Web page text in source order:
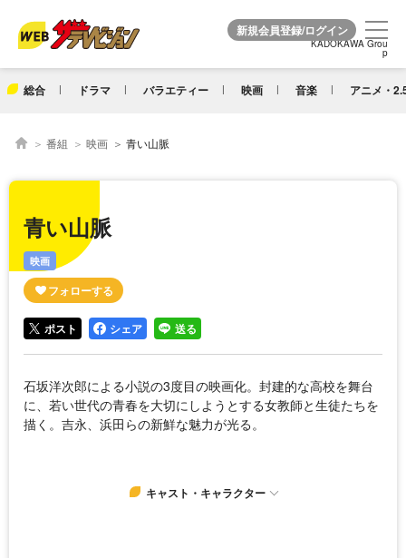
KADOKAWA Grou
p
総合 ドラマ バラエティー 映画 音楽 アニメ・
KADOKAWA Grou
p
番組 映画 青い山脈
青い山脈
映画
ポスト シェア 送る
石坂洋次郎による小説の3度目の映画化。封建的な高校を舞台
に、若い世代の青春を大切にしようとする女教師と生徒たちを
描く。吉永、浜田らの新鮮な魅力が光る。
キャスト・キャラクター